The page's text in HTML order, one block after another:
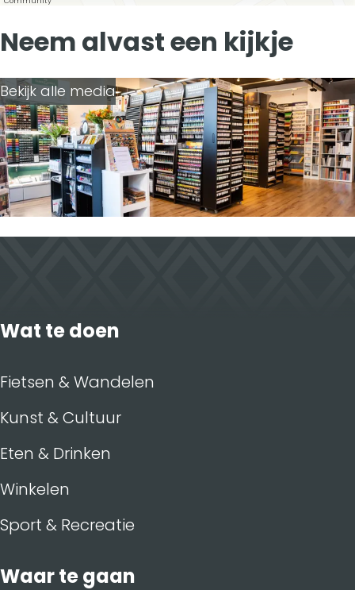
b
o
I
Neem alvast een kijkje
Bekijk alle media
Wat te doen
Fietsen & Wandelen
Kunst & Cultuur
Eten & Drinken
Winkelen
Sport & Recreatie
Waar te gaan